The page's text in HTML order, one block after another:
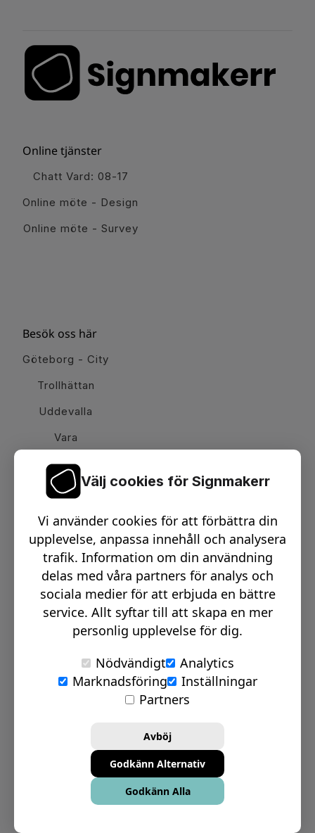
Online tjänster
Chatt Vard: 08-17
Online möte - Design
Online möte - Survey
Besök oss här
Göteborg - City
Trollhättan
Uddevalla
Vara
Email:info@signmakerr.se
PSST, HÄNG MED PÅ VÅR RESA!
© Signmakerr 2022 - 2026
Integritetspolicy
Ansvarsfullt avslöjandepolicy
Bolagsinformation
Välj cookies för Signmakerr
Vi använder cookies för att förbättra din
upplevelse, anpassa innehåll och analysera
trafik. Information om din användning
delas med våra partners för analys och
sociala medier för att erbjuda en bättre
service. Allt syftar till att skapa en mer
personlig upplevelse för dig.
Nödvändigt
Analytics
Marknadsföring
Inställningar
Partners
Avböj
Godkänn Alternativ
Godkänn Alla